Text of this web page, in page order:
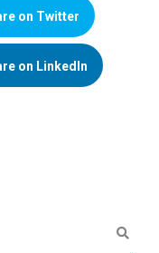
on Twitter
on LinkedIn